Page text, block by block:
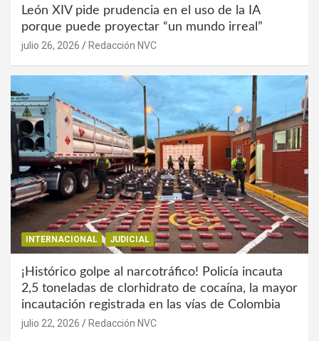
León XIV pide prudencia en el uso de la IA
porque puede proyectar “un mundo irreal”
julio 26, 2026 Redacción NVC
INTERNACIONAL JUDICIAL
¡Histórico golpe al narcotráfico! Policía incauta
2,5 toneladas de clorhidrato de cocaína, la mayor
incautación registrada en las vías de Colombia
julio 22, 2026 Redacción NVC